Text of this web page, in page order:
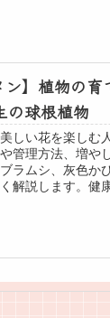
ン】植物の
の球根植物
しい花を楽しむ
管理方法、増や
ラムシ、灰色か
解説します。健